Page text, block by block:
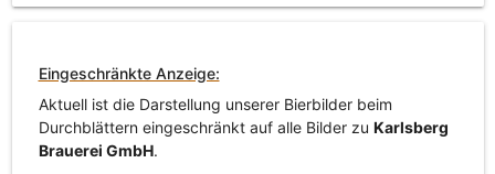
Eingeschränkte Anzeige:
Aktuell ist die Darstellung unserer Bierbilder beim
Durchblättern eingeschränkt auf alle Bilder zu Karlsberg
Brauerei GmbH.